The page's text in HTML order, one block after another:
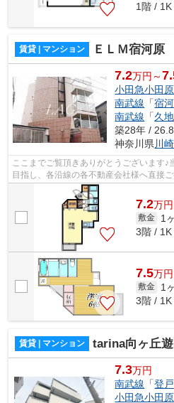
1階 /
賃貸 | マンション ＥＬＭ宿河原
7.2万円～
小田急小田
南武線 「宿
南武線 「久地
築28年 /
神奈川県川
ここまでご覧頂きありがとうございます♪
目指し、各沿線の各不動産会社様へ直接
様へ提供しております！最新の情報は...
7.2万円
敷金 1
3階 /
7.5万円
敷金 1
3階 /
賃貸 | マンション tarina向ヶ丘
7.3万円
南武線 「登戸
小田急小田